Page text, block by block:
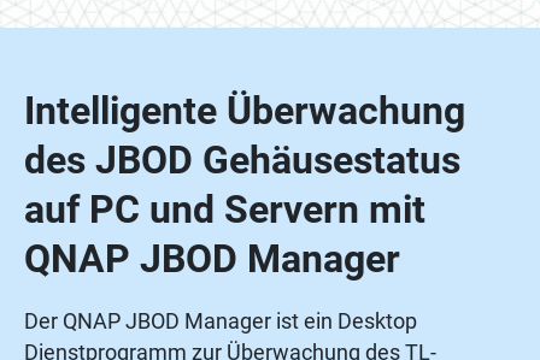
Intelligente Überwachung
des JBOD Gehäusestatus
auf PC und Servern mit
QNAP JBOD Manager
Der QNAP JBOD Manager ist ein Desktop
Dienstprogramm zur Überwachung des TL-